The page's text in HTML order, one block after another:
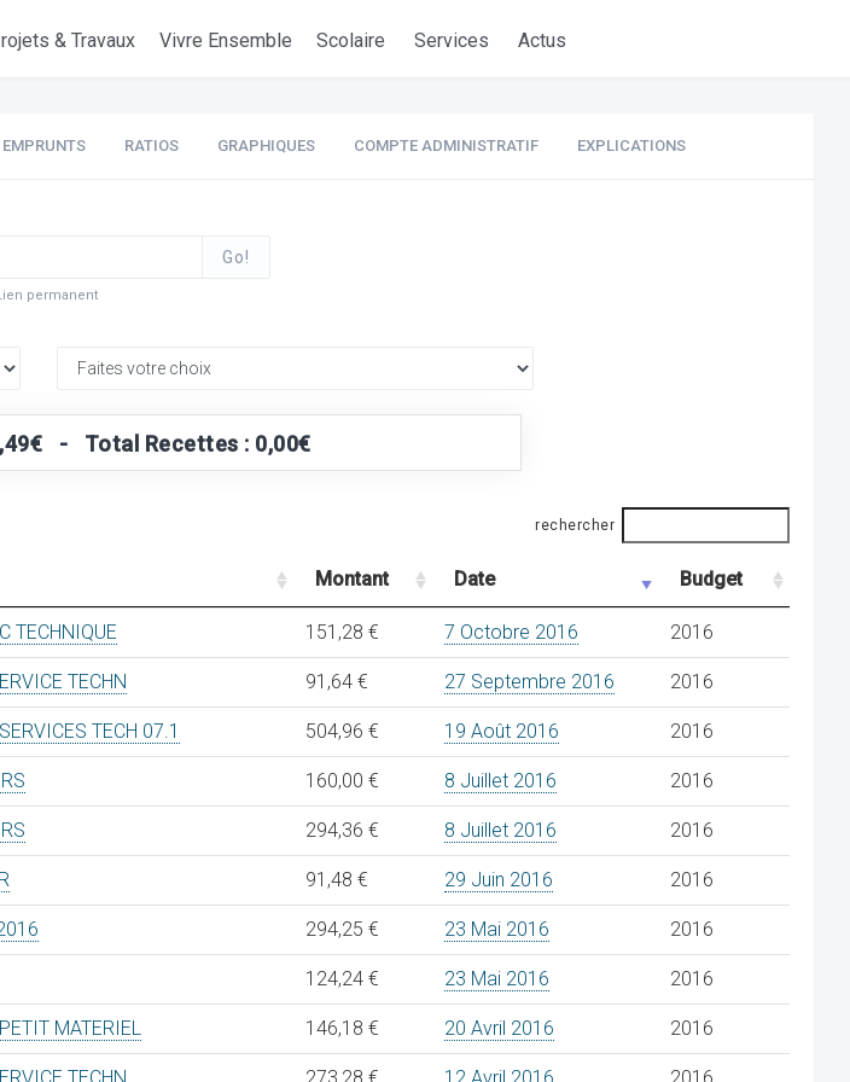
& Travaux Vivre Ensemble Scolaire Services Actus
EMPRUNTS RATIOS GRAPHIQUES COMPTE ADMINISTRATIF EXPLICATIONS
Go!
permanent
- Total Recettes : 0,00€
rechercher
Montant Date Budget
TECHNIQUE 151,28 € 7 Octobre 2016 2016
TECHN 91,64 € 27 Septembre 2016 2016
TECH 07.1 504,96 € 19 Août 2016 2016
160,00 € 8 Juillet 2016 2016
294,36 € 8 Juillet 2016 2016
91,48 € 29 Juin 2016 2016
294,25 € 23 Mai 2016 2016
124,24 € 23 Mai 2016 2016
MATERIEL 146,18 € 20 Avril 2016 2016